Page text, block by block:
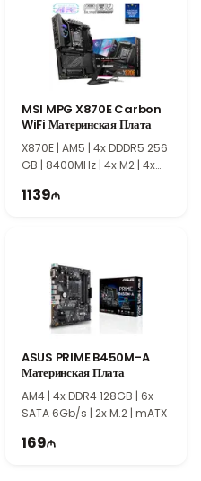
высокоскоростной
MSI PRO X870-P WiFi
компьютера с
MSI MPG X870E Carbon
WiFi Материнская Плата
X870E | AM5 | 4x DDDR5 256
GB | 8400MHz | 4x M2 | 4x
1139
ASUS PRIME B450M-A
Материнская Плата
AM4 | 4x DDR4 128GB | 6x
SATA 6Gb/s | 2x M.2 | mATX
169